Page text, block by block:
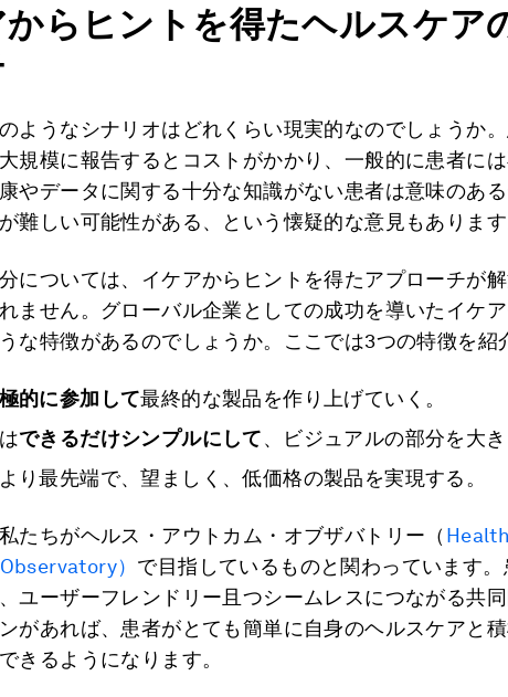
らヒントを得たヘルスケア
ようなシナリオはどれくらい現実的なのでしょうか
規模に報告するとコストがかかり、一般的に患者に
やデータに関する十分な知識がない患者は意味のあ
難しい可能性がある、という懐疑的な意見もあります
については、イケアからヒントを得たアプローチが
ません。グローバル企業としての成功を導いたイケ
な特徴があるのでしょうか。ここでは3つの特徴を紹
的に参加して最終的な製品を作り上げていく。
できるだけシンプルにして、ビジュアルの部分を大き
り最先端で、望ましく、低価格の製品を実現する。
たちがヘルス・アウトカム・オブザバトリー（ Health
） で目指しているものと関わっています。
ユーザーフレンドリー且つシームレスにつながる共
があれば、患者がとても簡単に自身のヘルスケアと
きるようになります。